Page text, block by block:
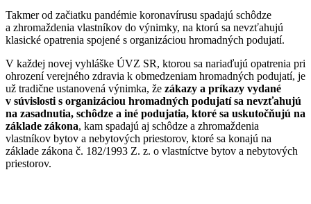
Takmer od začiatku pandémie koronavírusu spadajú schôdze
a zhromaždenia vlastníkov do výnimky, na ktorú sa nevzťahujú
klasické opatrenia spojené s organizáciou hromadných podujatí.
V každej novej vyhláške ÚVZ SR, ktorou sa nariaďujú opatrenia pri
ohrození verejného zdravia k obmedzeniam hromadných podujatí, je
už tradične ustanovená výnimka, že zákazy a príkazy vydané
v súvislosti s organizáciou hromadných podujatí sa nevzťahujú
na zasadnutia, schôdze a iné podujatia, ktoré sa uskutočňujú na
základe zákona, kam spadajú aj schôdze a zhromaždenia
vlastníkov bytov a nebytových priestorov, ktoré sa konajú na
základe zákona č. 182/1993 Z. z. o vlastníctve bytov a nebytových
priestorov.